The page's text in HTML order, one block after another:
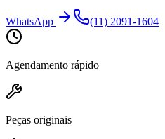
WhatsApp (11) 2091-1604
Agendamento rápido
Peças originais